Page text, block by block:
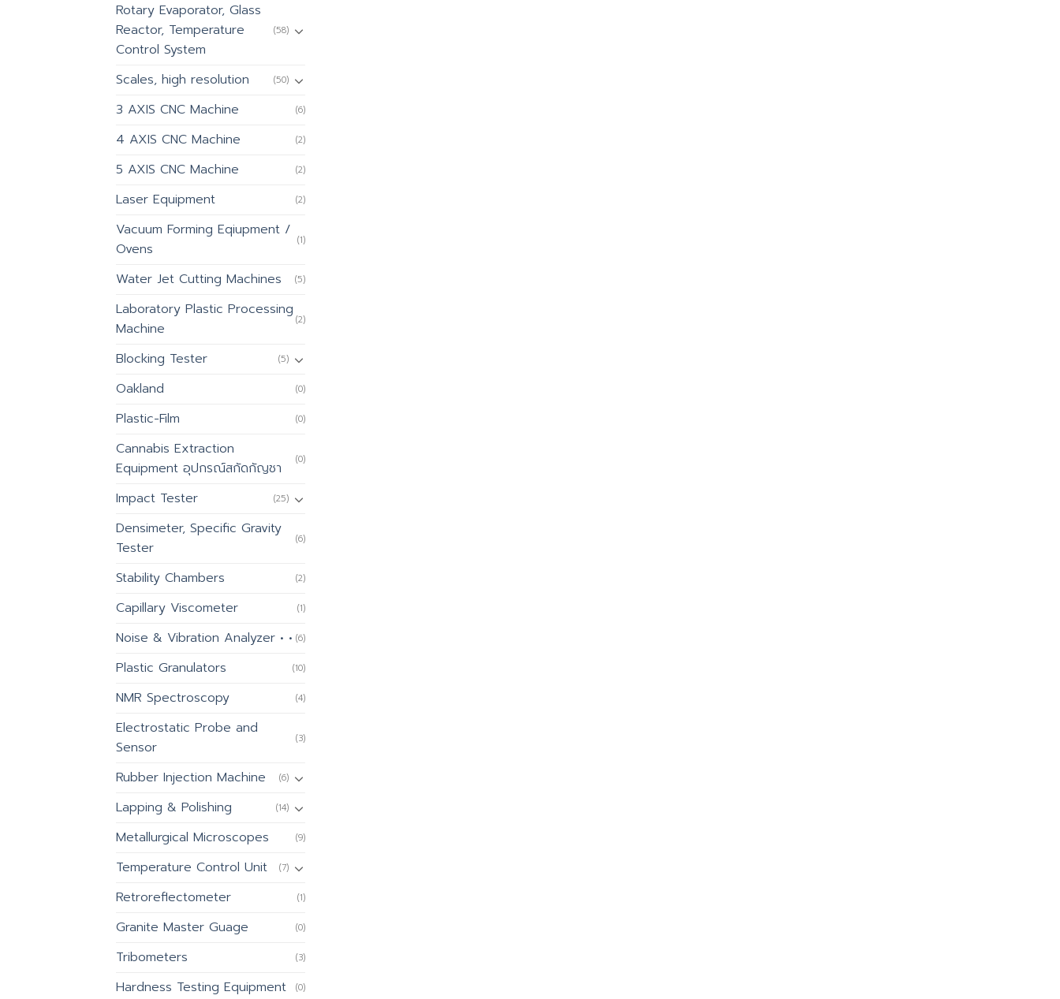
Rotary Evaporator, Glass
Reactor, Temperature
Control System
(58)
Scales, high resolution (50)
3 AXIS CNC Machine (6)
4 AXIS CNC Machine (2)
5 AXIS CNC Machine (2)
Laser Equipment (2)
Vacuum Forming Eqiupment /
Ovens
(1)
Water Jet Cutting Machines (5)
Laboratory Plastic Processing
Machine
(2)
Blocking Tester (5)
Oakland (0)
Plastic-Film (0)
Cannabis Extraction
Equipment อุปกรณ์สกัดกัญชา
(0)
Impact Tester (25)
Densimeter, Specific Gravity
Tester
(6)
Stability Chambers (2)
Capillary Viscometer (1)
Noise & Vibration Analyzer • • (6)
Plastic Granulators (10)
NMR Spectroscopy (4)
Electrostatic Probe and
Sensor
(3)
Rubber Injection Machine (6)
Lapping & Polishing (14)
Metallurgical Microscopes (9)
Temperature Control Unit (7)
Retroreflectometer (1)
Granite Master Guage (0)
Tribometers (3)
Hardness Testing Equipment (0)